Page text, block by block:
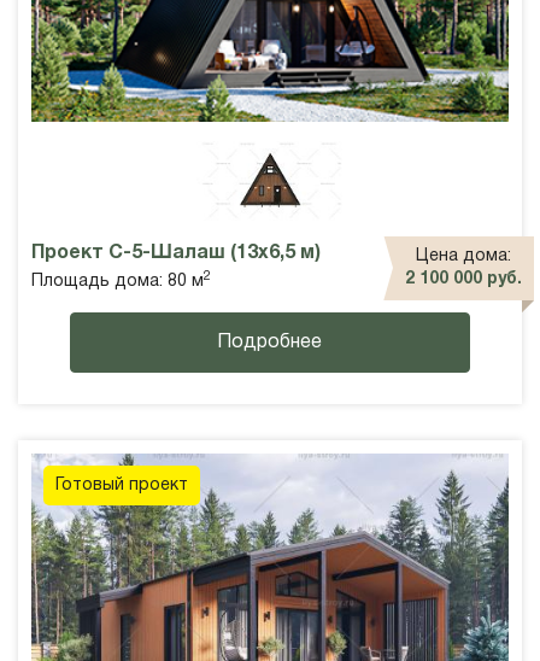
Проект С-5-Шалаш (13х6,5 м)
Площадь дома: 80 м2
Цена дома:
2 100 000 руб.
Подробнее
Готовый проект